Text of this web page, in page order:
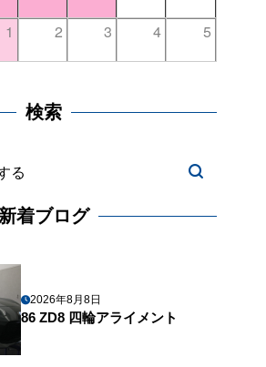
1 2 3 4 5
検索
新着ブログ
2026年8月8日
86 ZD8 四輪アライメント